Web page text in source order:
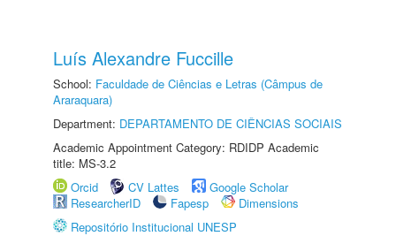
Luís Alexandre Fuccille
School: Faculdade de Ciências e Letras (Câmpus de
Araraquara)
Department: DEPARTAMENTO DE CIÊNCIAS SOCIAIS
Academic Appointment Category: RDIDP Academic
title: MS-3.2
Orcid
CV Lattes
Google Scholar
ResearcherID
Fapesp
Dimensions
Repositório Institucional UNESP